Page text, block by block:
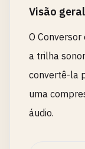
Visão geral
O
a trilha
convertê-la
uma
áudio.